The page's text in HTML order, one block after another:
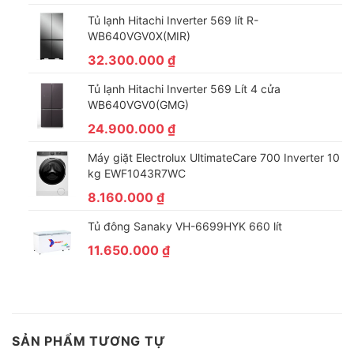
Tủ lạnh Hitachi Inverter 569 lít R-
WB640VGV0X(MIR)
32.300.000 ₫
Tủ lạnh Hitachi Inverter 569 Lít 4 cửa
WB640VGV0(GMG)
24.900.000 ₫
Máy giặt Electrolux UltimateCare 700 Inverter 10
kg EWF1043R7WC
8.160.000 ₫
Tủ đông Sanaky VH-6699HYK 660 lít
11.650.000 ₫
SẢN PHẨM TƯƠNG TỰ